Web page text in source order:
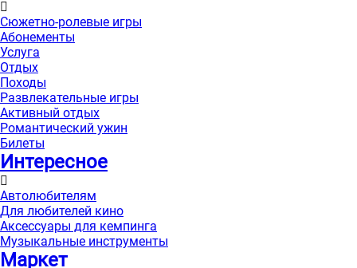
Сюжетно-ролевые игры
Абонементы
Услуга
Отдых
Походы
Развлекательные игры
Активный отдых
Романтический ужин
Билеты
Интересноe
Автолюбителям
Для любителей кино
Аксессуары для кемпинга
Музыкальные инструменты
Маркет